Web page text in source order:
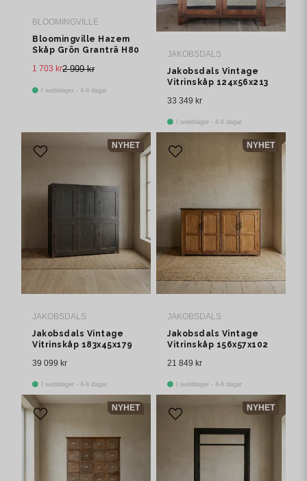
BLOOMINGVILLE
Bloomingville Hazem
Skåp Grön Granträ H80
2 999 kr
1 703 kr
I webblager - 4-8 dagar
JAKOBSDALS
Jakobsdals Vintage
Vitrinskåp 124x56x213
33 349 kr
I webblager - 4-8 dagar
JAKOBSDALS
Jakobsdals Vintage
Vitrinskåp 183x45x179
39 099 kr
I webblager - 4-8 dagar
NYHET
JAKOBSDALS
Jakobsdals Vintage
Vitrinskåp 156x57x102
21 849 kr
I webblager - 4-8 dagar
NYHET
NYHET NYHET